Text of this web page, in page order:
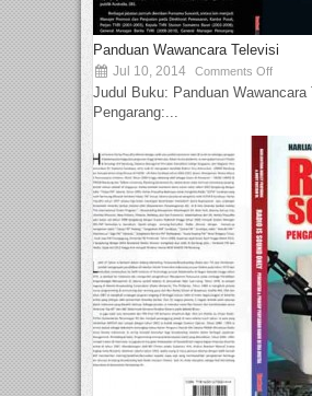
Panduan Wawancara Televisi
Jul 10, 2014 Comments Off
Judul Buku: Panduan Wawancara
Pengarang:...